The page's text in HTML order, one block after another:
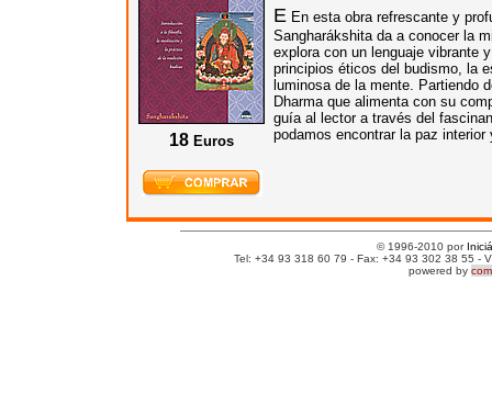
18 Euros
E En esta obra refrescante y
Sangharákshita da a conocer la
explora con un lenguaje vibrante
principios éticos del budismo, la
luminosa de la mente. Partiendo
Dharma que alimenta con su
guía al lector a través del
podamos encontrar la paz
© 1996-2010 por
Tel: +34 93 318 60 79 - Fax: +34 93 302 38 55 -
powered by